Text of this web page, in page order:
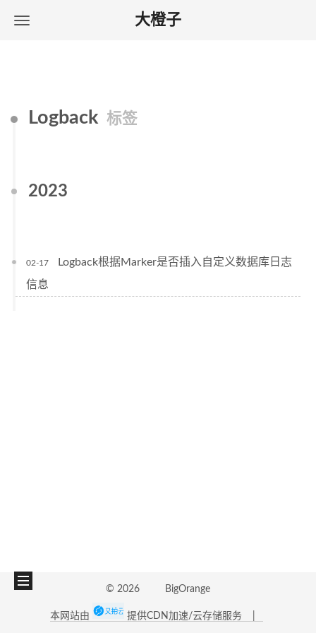
大橙子
Logback 标签
2023
02-17
Logback根据Marker是否插入自定义数据库日志
信息
©2026 BigOrange
本网站由 提供CDN加速/云存储服务